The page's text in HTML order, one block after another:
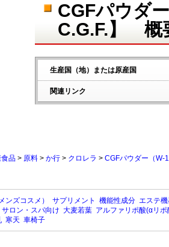
CGFパウダ
C.G.F.】 概
生産国（地）または原産国
関連リンク
品 > 原料 > か行 > クロレラ > CGFパウダー（W-
ンズコスメ） サプリメント 機能性成分 エステ
ロン・スパ向け 大麦若葉 アルファリポ酸(αリポ
寒天 車椅子